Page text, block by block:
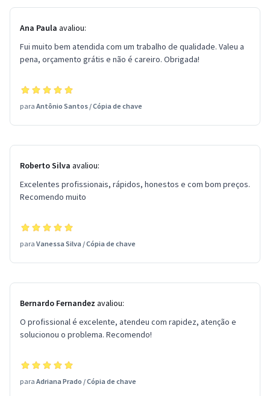
Ana Paula avaliou:
Fui muito bem atendida com um trabalho de qualidade. Valeu a
pena, orçamento grátis e não é careiro. Obrigada!
para Antônio Santos /Cópia de chave
Roberto Silva avaliou:
Excelentes profissionais, rápidos, honestos e com bom preços.
Recomendo muito
para Vanessa Silva /Cópia de chave
Bernardo Fernandez avaliou:
O profissional é excelente, atendeu com rapidez, atenção e
solucionou o problema. Recomendo!
para Adriana Prado /Cópia de chave